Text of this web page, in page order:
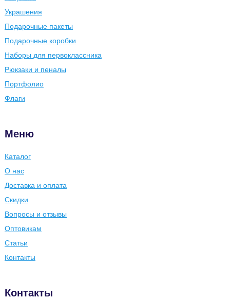
Украшения
Подарочные пакеты
Подарочные коробки
Наборы для первоклассника
Рюкзаки и пеналы
Портфолио
Флаги
Меню
Каталог
О нас
Доставка и оплата
Скидки
Вопросы и отзывы
Оптовикам
Статьи
Контакты
Контакты